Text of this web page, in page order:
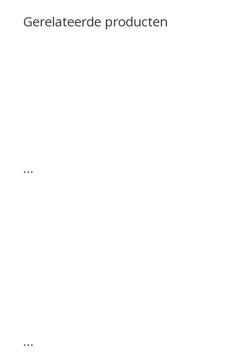
Gerelateerde producten
…
…